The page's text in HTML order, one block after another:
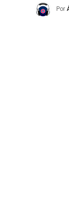
Por